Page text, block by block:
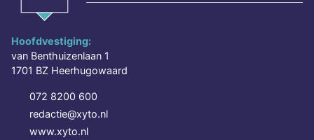
Hoofdvestiging:
van Benthuizenlaan 1
1701 BZ Heerhugowaard
072 8200 600
redactie@xyto.nl
www.xyto.nl